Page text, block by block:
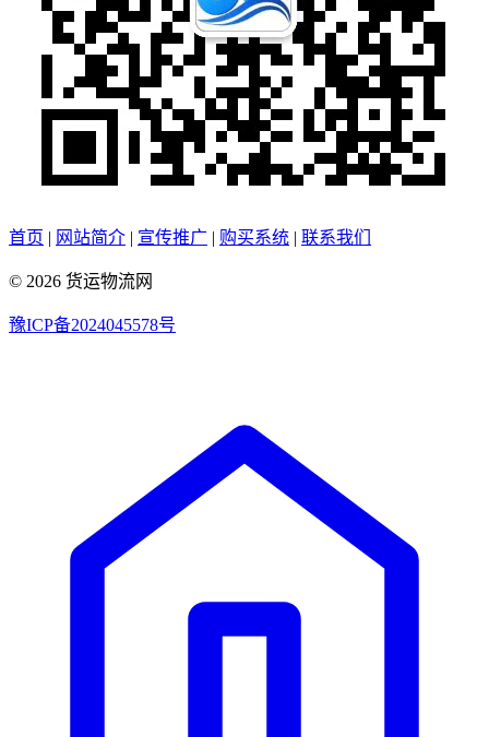
首页 | 网站简介 | 宣传推广 | 购买系统 | 联系我们
© 2026 货运物流网
豫ICP备2024045578号